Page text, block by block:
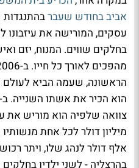
אביב בחודש שעבר
עסקים, המורישה את עיזבונו
בחלקים שווים. המנוח, יזם
הראשונה, שעמה הביא לעולם
צוואה שלפיה הוא מוריש את
אלף דולר לנהג שלו, ויתר
בהרצליה - לשני ילדיו